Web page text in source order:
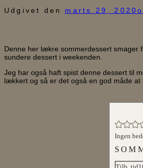
Udgivet den marts 29, 2020
Denne her lækre sommerdessert smager
sundere dessert i weekenden.
Jeg har også haft spist denne dessert til
lækkert og så er det også en god måde at
Ingen